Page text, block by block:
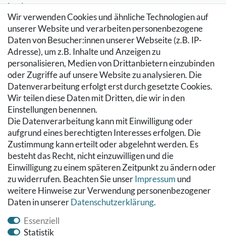
Wir verwenden Cookies und ähnliche Technologien auf
unserer Website und verarbeiten personenbezogene
Daten von Besucher:innen unserer Webseite (z.B. IP-
Adresse), um z.B. Inhalte und Anzeigen zu
personalisieren, Medien von Drittanbietern einzubinden
oder Zugriffe auf unsere Website zu analysieren. Die
Datenverarbeitung erfolgt erst durch gesetzte Cookies.
Wir teilen diese Daten mit Dritten, die wir in den
Einstellungen benennen.
Die Datenverarbeitung kann mit Einwilligung oder
aufgrund eines berechtigten Interesses erfolgen. Die
Zustimmung kann erteilt oder abgelehnt werden. Es
besteht das Recht, nicht einzuwilligen und die
Einwilligung zu einem späteren Zeitpunkt zu ändern oder
zu widerrufen. Beachten Sie unserImpressum und
weitere Hinweise zur Verwendung personenbezogener
Daten in unsererDaten­schutz­erklärung.
Essenziell
Statistik
Login
SERVICE
Zahlung & Versand
Warenkorb
Zur Kasse
Hilfe
RECHTLICHES
Kontakt
Datenschutzerklärung
AGB
Impressum
Hinweise zur Batterieentsorgung
Widerrufs­recht
Vertrag widerrufen